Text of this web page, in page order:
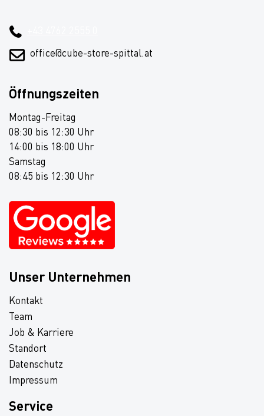
office@cube-store-spittal.at
Öffnungszeiten
Montag-Freitag
08:30 bis 12:30 Uhr
14:00 bis 18:00 Uhr
Samstag
08:45 bis 12:30 Uhr
Unser Unternehmen
Kontakt
Team
Job & Karriere
Standort
Datenschutz
Impressum
Service